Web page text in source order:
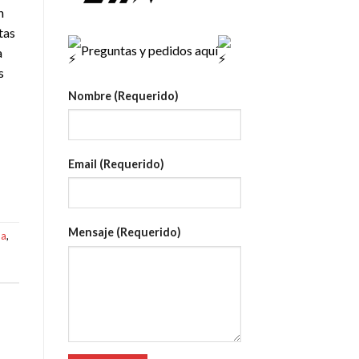
,
Preguntas y pedidos aquí
Nombre (Requerido)
Email (Requerido)
Mensaje (Requerido)